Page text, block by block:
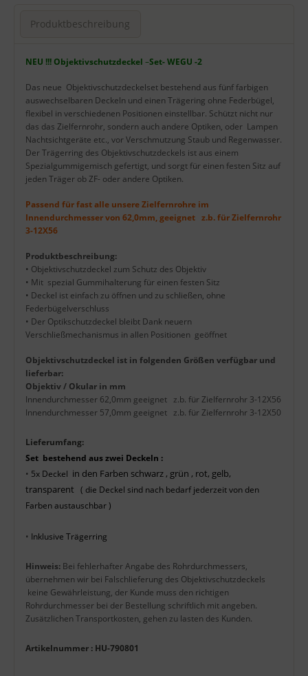
Produktbeschreibung
Produktbeschreibung
NEU !!! Objektivschutzdeckel –Set- WEGU -2
Das neue Objektivschutzdeckelset bestehend aus fünf farbigen
auswechselbaren Deckeln und einen Trägering ohne Federbügel,
flexibel in verschiedenen Positionen einstellbar. Schützt nicht nur
das das Zielfernrohr, sondern auch andere Optiken, oder Lampen
Nachtsichtgeräte etc., vor Verschmutzung Staub und Regenwasser.
Der Trägerring des Objektivschutzdeckels ist aus einem
Spezialgummigemisch gefertigt, und sorgt für einen festen Sitz auf
jeden Träger ob ZF- oder andere Optiken.
Passend für fast alle unsere Zielfernrohre im
Innendurchmesser von 62,0mm, geeignet z.b. für Zielfernrohr
3-12X56
Produktbeschreibung:
• Objektivschutzdeckel zum Schutz des Objektiv
• Mit spezial Gummihalterung für einen festen Sitz
• Deckel ist einfach zu öffnen und zu schließen, ohne
Federbügelverschluss
• Der Optikschutzdeckel bleibt Dank neuern
Verschließmechanismus in allen Positionen geöffnet
Objektivschutzdeckel ist in folgenden Größen verfügbar und
lieferbar:
Objektiv / Okular in mm
Innendurchmesser 62,0mm geeignet z.b. für Zielfernrohr 3-12X56
Innendurchmesser 57,0mm geeignet z.b. für Zielfernrohr 3-12X50
Lieferumfang:
Set bestehend aus zwei Deckeln :
• 5x Deckel in den Farben schwarz , grün , rot, gelb,
transparent ( die Deckel sind nach bedarf jederzeit von den
Farben austauschbar )
• Inklusive Trägerring
Hinweis: Bei fehlerhafter Angabe des Rohrdurchmessers,
übernehmen wir bei Falschlieferung des Objektivschutzdeckels
keine Gewährleistung, der Kunde muss den richtigen
Rohrdurchmesser bei der Bestellung schriftlich mit angeben.
Zusätzlichen Transportkosten, gehen zu lasten des Kunden.
Artikelnummer : HU-790801